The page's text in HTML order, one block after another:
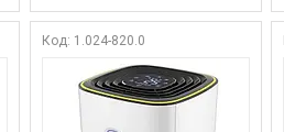
1.024-820.0